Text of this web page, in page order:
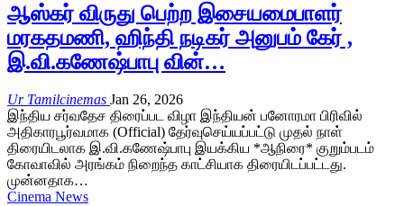
ஆஸ்கர் விருது பெற்ற இசையமைபாளர்
மரகதமணி, ஹிந்தி நடிகர் அனுபம் கேர் ,
இ.வி.கணேஷ்பாபு வின்…
Ur Tamilcinemas Jan 26, 2026
இந்திய சர்வதேச திரைப்பட விழா இந்தியன் பனோரமா பிரிவில்
அதிகாரபூர்வமாக (Official) தேர்வுசெய்யப்பட்டு முதல் நாள்
திரையிடலாக இ.வி.கணேஷ்பாபு இயக்கிய *ஆநிரை* குறும்படம்
கோவாவில் அரங்கம் நிறைந்த காட்சியாக திரையிடப்பட்டது.
முன்னதாக…
Cinema News